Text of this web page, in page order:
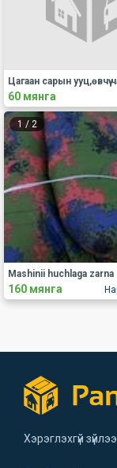
60 мянга
1 /2
Mashinii huchlaga zarna
160 мянга
Хэрэглэхгүй